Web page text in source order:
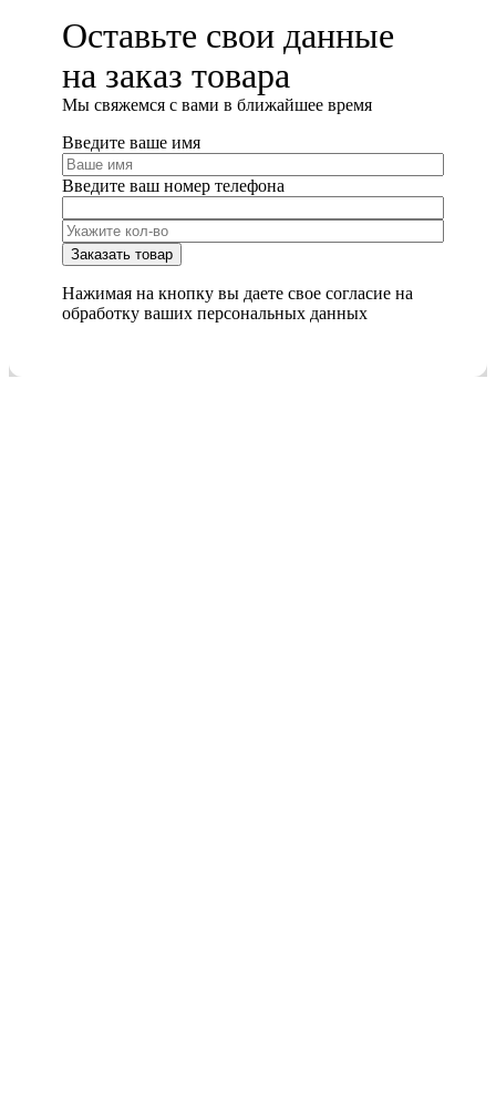
Оставьте свои данные
на заказ товара
Мы cвяжемся с вами в ближайшее время
Введите ваше имя
Введите ваш номер телефона
Нажимая на кнопку вы даете свое согласие на
обработку ваших персональных данных